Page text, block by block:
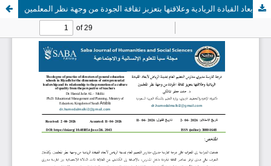
درجة ممارسة مديري مدارس التعليم العام بمدينة الرياض لأبعاد القيادة الريادية وعلاقتها بتعزيز ثقافة الجودة من وجهة نظر المعلمين